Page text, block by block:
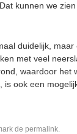
kunnen we
duidelijk,
met veel
waardoor het
ook een
de permalink.